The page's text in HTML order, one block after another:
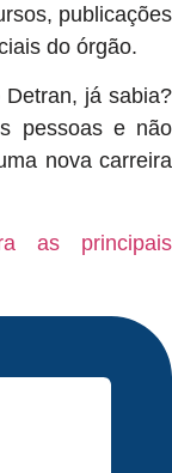
publicações
do órgão.
já sabia?
pessoas e não
nova carreira
as principais